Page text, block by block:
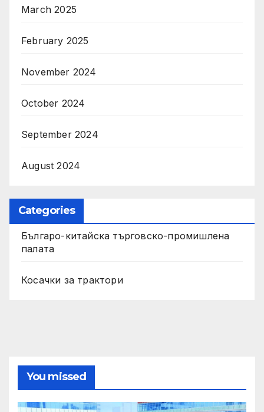
March 2025
February 2025
November 2024
October 2024
September 2024
August 2024
Categories
Българо-китайска търговско-промишлена
палата
Косачки за трактори
You missed